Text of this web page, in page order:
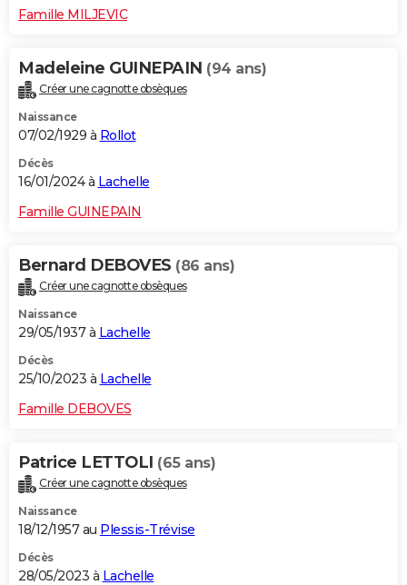
Carte de Noël
Carte Bonne année
Carte Saint-Valentin
Carte Pâques
Carte d'anniversaire
DICTIONNAIRE
Dictionnaire
Biographies
Citations
Expressions
Proverbes
PROGRAMME TV
S'inscrire
Se connecter
Lycées
Collèges
Primaires
Universités
Entreprises
Service militaire
Avis de recherche
AVIS DE DÉCÈS
FORUM
Famille MILJEVIC
Madeleine GUINEPAIN (94 ans)
Créer une cagnotte obsèques
Naissance
07/02/1929 à Rollot
Décès
16/01/2024 à Lachelle
Famille GUINEPAIN
Bernard DEBOVES (86 ans)
Créer une cagnotte obsèques
Naissance
29/05/1937 à Lachelle
Décès
25/10/2023 à Lachelle
Famille DEBOVES
Patrice LETTOLI (65 ans)
Créer une cagnotte obsèques
Naissance
18/12/1957 au Plessis-Trévise
Décès
28/05/2023 à Lachelle